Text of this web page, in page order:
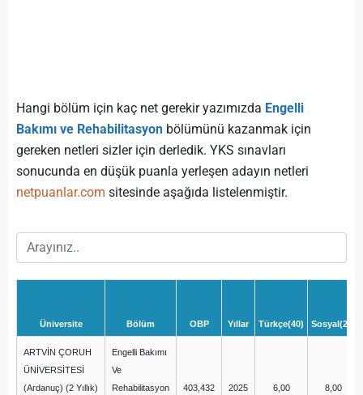
Hangi bölüm için kaç net gerekir yazımızda Engelli
Bakımı ve Rehabilitasyon bölümünü kazanmak için
gereken netleri sizler için derledik. YKS sınavları
sonucunda en düşük puanla yerleşen adayın netleri
netpuanlar.com sitesinde aşağıda listelenmiştir.
Üniversite Bölüm OBP Yıllar Türkçe(40) Sosyal(20)
ARTVİN ÇORUH
ÜNİVERSİTESİ
(Ardanuç) (2 Yıllık)
Engelli Bakımı
Ve
Rehabilitasyon
403,432 2025 6,00 8,00